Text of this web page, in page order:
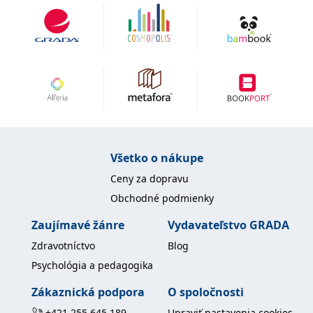
Všetko o nákupe
Ceny za dopravu
Obchodné podmienky
Zaujímavé žánre
Zdravotníctvo
Psychológia a pedagogika
Vydavateľstvo GRADA
Blog
Zákaznická podpora O spoločnosti
2 měsíce
poskytuje jednoznačně
přiřazené strojově
generované ID uživatele
odeslána k analýze a
hlášení třetí straně.